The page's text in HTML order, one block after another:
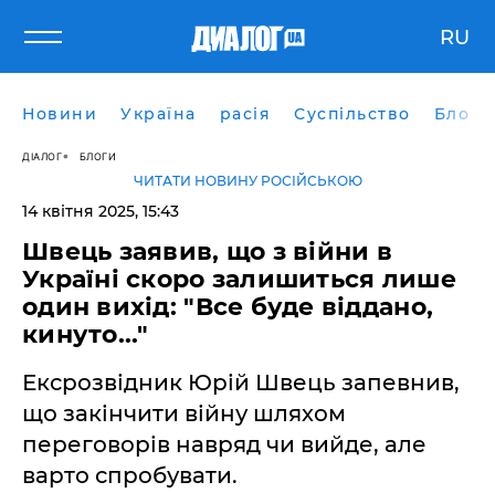
RU
Новини Україна расія Суспільство Блоги
ДІАЛОГ БЛОГИ
ЧИТАТИ НОВИНУ РОСІЙСЬКОЮ
14 квітня 2025, 15:43
Швець заявив, що з війни в
Україні скоро залишиться лише
один вихід: "Все буде віддано,
кинуто..."
Ексрозвідник Юрій Швець запевнив,
що закінчити війну шляхом
переговорів навряд чи вийде, але
варто спробувати.